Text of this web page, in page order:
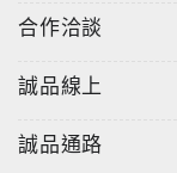
他的手勢、甚至
這首交響曲是馬
合作洽談
誠品線上
誠品通路